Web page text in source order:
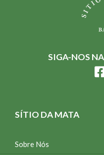
SIGA-NOS
SÍTIO DA MATA
Sobre Nós